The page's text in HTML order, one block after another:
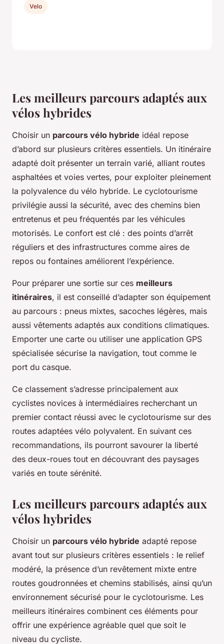
Les meilleurs parcours adaptés aux
vélos hybrides
Choisir un parcours vélo hybride idéal repose
d’abord sur plusieurs critères essentiels. Un itinéraire
adapté doit présenter un terrain varié, alliant routes
asphaltées et voies vertes, pour exploiter pleinement
la polyvalence du vélo hybride. Le cyclotourisme
privilégie aussi la sécurité, avec des chemins bien
entretenus et peu fréquentés par les véhicules
motorisés. Le confort est clé : des points d’arrêt
réguliers et des infrastructures comme aires de
repos ou fontaines améliorent l’expérience.
Pour préparer une sortie sur ces meilleurs
itinéraires, il est conseillé d’adapter son équipement
au parcours : pneus mixtes, sacoches légères, mais
aussi vêtements adaptés aux conditions climatiques.
Emporter une carte ou utiliser une application GPS
spécialisée sécurise la navigation, tout comme le
port du casque.
Ce classement s’adresse principalement aux
cyclistes novices à intermédiaires recherchant un
premier contact réussi avec le cyclotourisme sur des
routes adaptées vélo polyvalent. En suivant ces
recommandations, ils pourront savourer la liberté
des deux-roues tout en découvrant des paysages
variés en toute sérénité.
Les meilleurs parcours adaptés aux
vélos hybrides
Choisir un parcours vélo hybride adapté repose
avant tout sur plusieurs critères essentiels : le relief
modéré, la présence d’un revêtement mixte entre
routes goudronnées et chemins stabilisés, ainsi qu’un
environnement sécurisé pour le cyclotourisme. Les
meilleurs itinéraires combinent ces éléments pour
offrir une expérience agréable quel que soit le
niveau du cycliste.
Velo